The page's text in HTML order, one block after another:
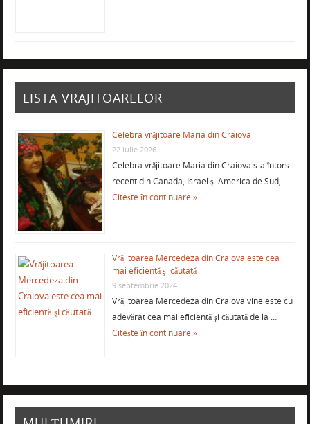
LISTA VRAJITOARELOR
Celebra vrăjitoare Maria din Craiova
22 iulie 2026
Celebra vrăjitoare Maria din Craiova s-a întors
recent din Canada, Israel şi America de Sud, …
Citește în continuare »
Vrăjitoarea Mercedeza din Craiova este cea
mai eficientă şi căutată
9 septembrie 2024
Vrăjitoarea Mercedeza din Craiova vine este cu
adevărat cea mai eficientă şi căutată de la …
Citește în continuare »